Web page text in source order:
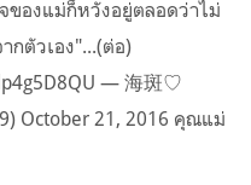
ของแม่ก็หวังอยู่ตลอดว่าไม่
กตัวเอง"...(ต่อ)
— 海斑♡
October 21, 2016 คุณแม่